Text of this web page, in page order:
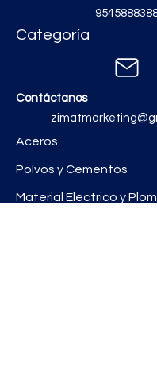
Categoría
Contáctanos
Aceros
Polvos y Cementos
Material Electrico y